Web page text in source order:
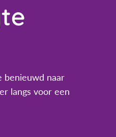
benieuwd naar
langs voor een